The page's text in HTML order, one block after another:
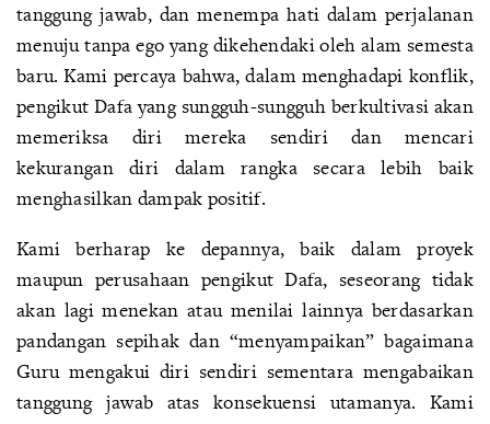
tanggung jawab, dan menempa hati dalam perjalanan
menuju tanpa ego yang dikehendaki oleh alam semesta
baru. Kami percaya bahwa, dalam menghadapi konflik,
pengikut Dafa yang sungguh-sungguh berkultivasi akan
memeriksa diri mereka sendiri dan mencari
kekurangan diri dalam rangka secara lebih baik
menghasilkan dampak positif.
Kami berharap ke depannya, baik dalam proyek
maupun perusahaan pengikut Dafa, seseorang tidak
akan lagi menekan atau menilai lainnya berdasarkan
pandangan sepihak dan “menyampaikan” bagaimana
Guru mengakui diri sendiri sementara mengabaikan
tanggung jawab atas konsekuensi utamanya. Kami